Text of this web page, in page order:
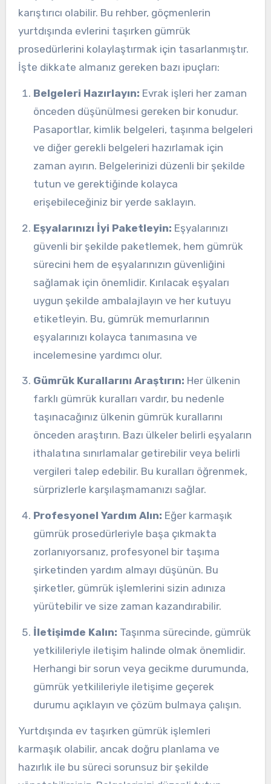
karıştırıcı olabilir. Bu rehber, göçmenlerin
yurtdışında evlerini taşırken gümrük
prosedürlerini kolaylaştırmak için tasarlanmıştır.
İşte dikkate almanız gereken bazı ipuçları:
Belgeleri Hazırlayın: Evrak işleri her zaman
önceden düşünülmesi gereken bir konudur.
Pasaportlar, kimlik belgeleri, taşınma belgeleri
ve diğer gerekli belgeleri hazırlamak için
zaman ayırın. Belgelerinizi düzenli bir şekilde
tutun ve gerektiğinde kolayca
erişebileceğiniz bir yerde saklayın.
Eşyalarınızı İyi Paketleyin: Eşyalarınızı
güvenli bir şekilde paketlemek, hem gümrük
sürecini hem de eşyalarınızın güvenliğini
sağlamak için önemlidir. Kırılacak eşyaları
uygun şekilde ambalajlayın ve her kutuyu
etiketleyin. Bu, gümrük memurlarının
eşyalarınızı kolayca tanımasına ve
incelemesine yardımcı olur.
Gümrük Kurallarını Araştırın: Her ülkenin
farklı gümrük kuralları vardır, bu nedenle
taşınacağınız ülkenin gümrük kurallarını
önceden araştırın. Bazı ülkeler belirli eşyaların
ithalatına sınırlamalar getirebilir veya belirli
vergileri talep edebilir. Bu kuralları öğrenmek,
sürprizlerle karşılaşmamanızı sağlar.
Profesyonel Yardım Alın: Eğer karmaşık
gümrük prosedürleriyle başa çıkmakta
zorlanıyorsanız, profesyonel bir taşıma
şirketinden yardım almayı düşünün. Bu
şirketler, gümrük işlemlerini sizin adınıza
yürütebilir ve size zaman kazandırabilir.
İletişimde Kalın: Taşınma sürecinde, gümrük
yetkilileriyle iletişim halinde olmak önemlidir.
Herhangi bir sorun veya gecikme durumunda,
gümrük yetkilileriyle iletişime geçerek
durumu açıklayın ve çözüm bulmaya çalışın.
Yurtdışında ev taşırken gümrük işlemleri
karmaşık olabilir, ancak doğru planlama ve
hazırlık ile bu süreci sorunsuz bir şekilde